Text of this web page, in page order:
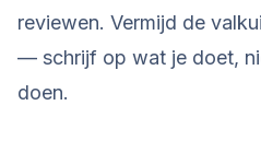
reviewen. Vermijd de
— schrijf op wat je doet,
doen.